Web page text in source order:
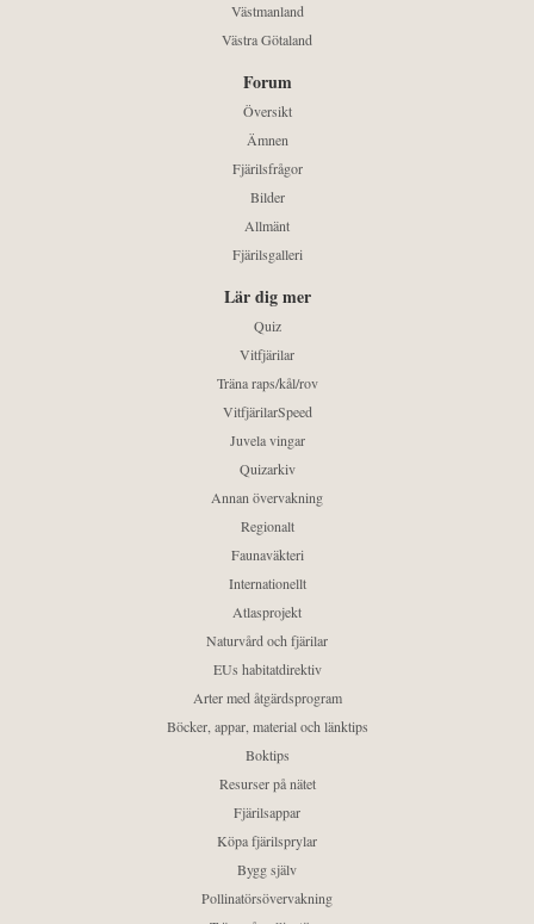
Västmanland
Västra Götaland
Forum
Översikt
Ämnen
Fjärilsfrågor
Bilder
Allmänt
Fjärilsgalleri
Lär dig mer
Quiz
Vitfjärilar
Träna raps/kål/rov
VitfjärilarSpeed
Juvela vingar
Quizarkiv
Annan övervakning
Regionalt
Faunaväkteri
Internationellt
Atlasprojekt
Naturvård och fjärilar
EUs habitatdirektiv
Arter med åtgärdsprogram
Böcker, appar, material och länktips
Boktips
Resurser på nätet
Fjärilsappar
Köpa fjärilsprylar
Bygg själv
Pollinatörsövervakning